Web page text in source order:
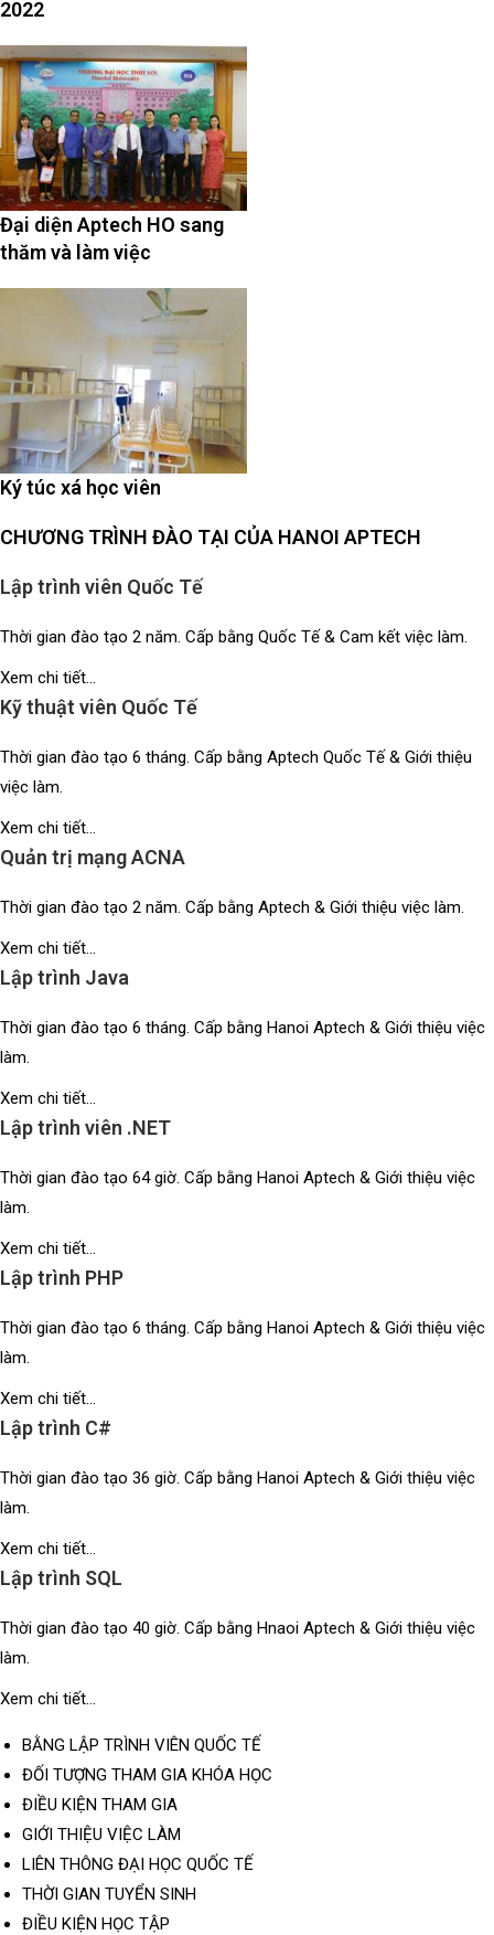
2022
Đại diện Aptech HO sang
thăm và làm việc
Ký túc xá học viên
CHƯƠNG TRÌNH ĐÀO TẠI CỦA HANOI APTECH
Lập trình viên Quốc Tế
Thời gian đào tạo 2 năm. Cấp bằng Quốc Tế & Cam kết việc làm.
Xem chi tiết...
Kỹ thuật viên Quốc Tế
Thời gian đào tạo 6 tháng. Cấp bằng Aptech Quốc Tế & Giới thiệu
việc làm.
Xem chi tiết...
Quản trị mạng ACNA
Thời gian đào tạo 2 năm. Cấp bằng Aptech & Giới thiệu việc làm.
Xem chi tiết...
Lập trình Java
Thời gian đào tạo 6 tháng. Cấp bằng Hanoi Aptech & Giới thiệu việc
làm.
Xem chi tiết...
Lập trình viên .NET
Thời gian đào tạo 64 giờ. Cấp bằng Hanoi Aptech & Giới thiệu việc
làm.
Xem chi tiết...
Lập trình PHP
Thời gian đào tạo 6 tháng. Cấp bằng Hanoi Aptech & Giới thiệu việc
làm.
Xem chi tiết...
Lập trình C#
Thời gian đào tạo 36 giờ. Cấp bằng Hanoi Aptech & Giới thiệu việc
làm.
Xem chi tiết...
Lập trình SQL
Thời gian đào tạo 40 giờ. Cấp bằng Hnaoi Aptech & Giới thiệu việc
làm.
Xem chi tiết...
BẰNG LẬP TRÌNH VIÊN QUỐC TẾ
ĐỐI TƯỢNG THAM GIA KHÓA HỌC
ĐIỀU KIỆN THAM GIA
GIỚI THIỆU VIỆC LÀM
LIÊN THÔNG ĐẠI HỌC QUỐC TẾ
THỜI GIAN TUYỂN SINH
ĐIỀU KIỆN HỌC TẬP